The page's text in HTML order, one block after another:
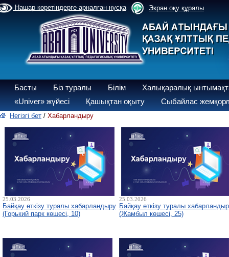
Нашар көретіндерге арналған нұсқа Экран оқу құралы
Басты Біз туралы Білім
Халықаралық
«Univer» жүйесі
Қашықтан оқыту Сыбайлас
Негізгі бет / Хабарландыру
25.03.2026
Байқау өткізу туралы хабарландыру
(Горький парк көшесі, 10)
25.03.2026
Байқау өткізу туралы
(Жамбыл көшесі, 25)